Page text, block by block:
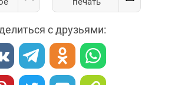
с друзьями: